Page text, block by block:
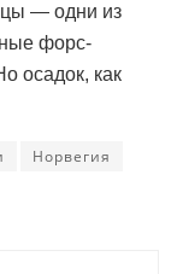
— одни из
форс-
осадок, как
Норвегия